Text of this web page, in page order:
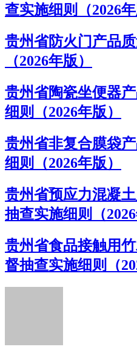
查实施细则（2026年
贵州省防火门产品
（2026年版）
贵州省陶瓷坐便器
细则（2026年版）
贵州省非复合膜袋
细则（2026年版）
贵州省预应力混凝
抽查实施细则（2026
贵州省食品接触用
督抽查实施细则（